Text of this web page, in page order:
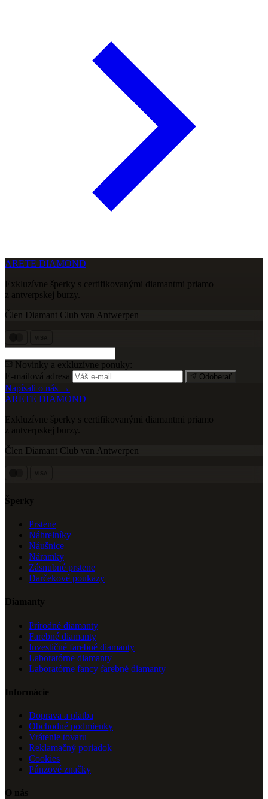
ARETE DIAMOND
Exkluzívne šperky s certifikovanými diamantmi priamo
z antverpskej burzy.
Člen Diamant Club van Antwerpen
Novinky a exkluzívne ponuky:
E-mailová adresa
Odoberať
Napísali o nás →
ARETE DIAMOND
Exkluzívne šperky s certifikovanými diamantmi priamo
z antverpskej burzy.
Člen Diamant Club van Antwerpen
Šperky
Prstene
Náhrelníky
Náušnice
Náramky
Zásnubné prstene
Darčekové poukazy
Diamanty
Prírodné diamanty
Farebné diamanty
Investičné farebné diamanty
Laboratórne diamanty
Laboratórne fancy farebné diamanty
Informácie
Doprava a platba
Obchodné podmienky
Vrátenie tovaru
Reklamačný poriadok
Cookies
Púnzové značky
O nás